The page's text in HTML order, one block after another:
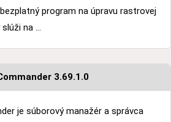
program na úpravu rastrovej
na ...
3.69.1.0
je súborový manažér a správca